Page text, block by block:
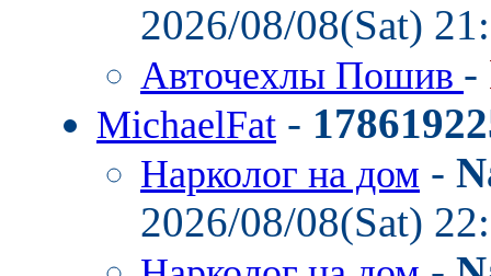
2026/08/08(Sat)
Авточехлы Пошив -
MichaelFat -
Нарколог на дом -
2026/08/08(Sat)